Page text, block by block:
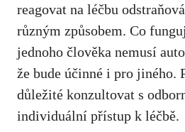
reagovat na léčbu
různým způsobem. Co
jednoho člověka nemusí
⁤že bude ​účinné⁤ i pro jiného.
důležité konzultovat s
individuální přístup k léčbě.